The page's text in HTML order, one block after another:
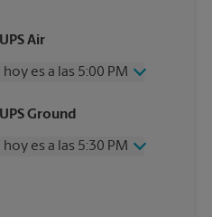
Air
es a las 5:00 PM
Ground
es a las 5:30 PM